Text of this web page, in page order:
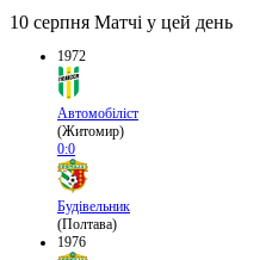
10 серпня Матчі у цей день
1972
Автомобіліст
(Житомир)
0:0
Будівельник
(Полтава)
1976